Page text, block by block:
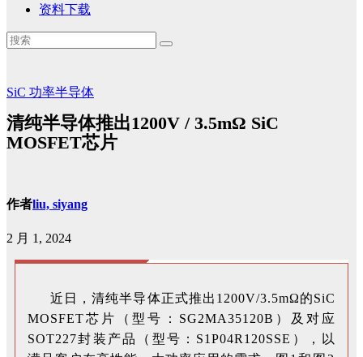
资料下载
SiC 功率半导体
清纯半导体推出1200V / 3.5mΩ SiC
MOSFET芯片
作者liu, siyang
2 月 1, 2024
近日，清纯半导体正式推出1200V/3.5mΩ的SiC
MOSFET芯片（型号：SG2MA35120B）及对应
SOT227封装产品（型号：S1P04R120SSE），以